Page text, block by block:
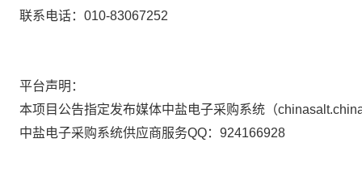
联系电话：010-83067252
平台声明：
本项目公告指定发布媒体中盐电子采购系统（
中盐电子采购系统供应商服务QQ：924166928